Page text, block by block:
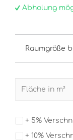
Abholung
Raumgröße
+ 5%
+ 10%